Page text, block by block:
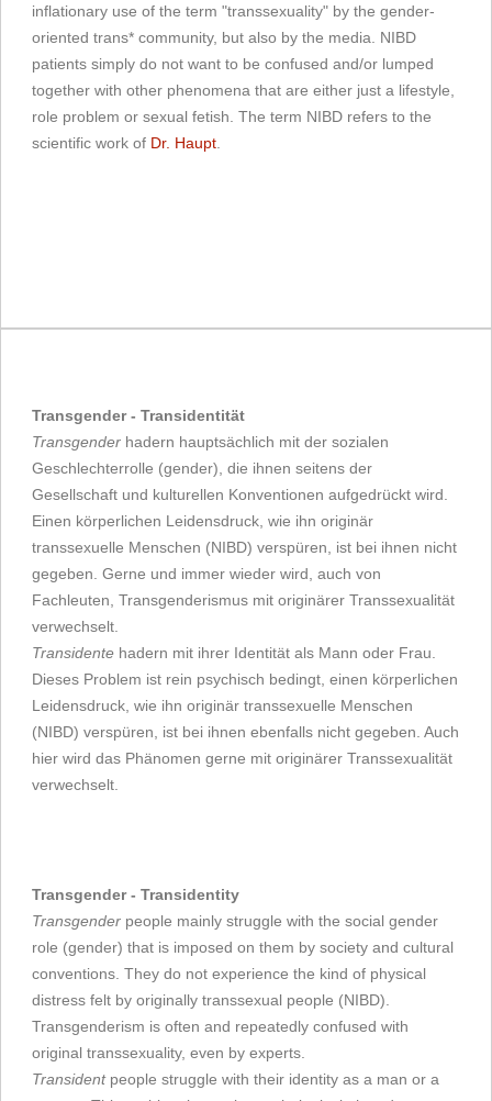
inflationary use of the term "transsexuality" by the gender-
oriented trans* community, but also by the media. NIBD
patients simply do not want to be confused and/or lumped
together with other phenomena that are either just a lifestyle,
role problem or sexual fetish. The term NIBD refers to the
scientific work of Dr. Haupt
Transgender - Transidentität
Transgender hadern hauptsächlich mit der sozialen
Geschlechterrolle (gender), die ihnen seitens der
Gesellschaft und kulturellen Konventionen aufgedrückt wird.
Einen körperlichen Leidensdruck, wie ihn originär
transsexuelle Menschen (NIBD) verspüren, ist bei ihnen nicht
gegeben. Gerne und immer wieder wird, auch von
Fachleuten, Transgenderismus mit originärer Transsexualität
verwechselt.
Transidente hadern mit ihrer Identität als Mann oder Frau.
Dieses Problem ist rein psychisch bedingt, einen körperlichen
Leidensdruck, wie ihn originär transsexuelle Menschen
(NIBD) verspüren, ist bei ihnen ebenfalls nicht gegeben. Auch
hier wird das Phänomen gerne mit originärer Transsexualität
verwechselt.
Transgender - Transidentity
Transgender people mainly struggle with the social gender
role (gender) that is imposed on them by society and cultural
conventions. They do not experience the kind of physical
distress felt by originally transsexual people (NIBD).
Transgenderism is often and repeatedly confused with
original transsexuality, even by experts.
Transidentpeople struggle with their identity as a man or a